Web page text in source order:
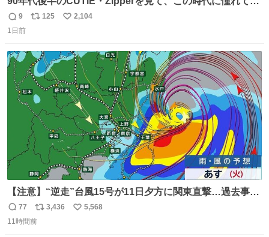
「令和」に再現した22歳🍓 身につけてるものは全て90年代
後半のお洋服❤︎
返
信
9
リ
ト
数
125
い
数
2,104
1日前
【注意】“逆走”台風15号が11日夕方に関東直撃…過去事例
が少なく予想外の被害も懸念
news.livedoor.com/lite/article_d… 台風15号はかなり珍し
返
信
77
リ
ポ
3,436
い
5,568
11時間前